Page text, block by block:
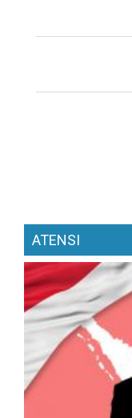
ATENSI